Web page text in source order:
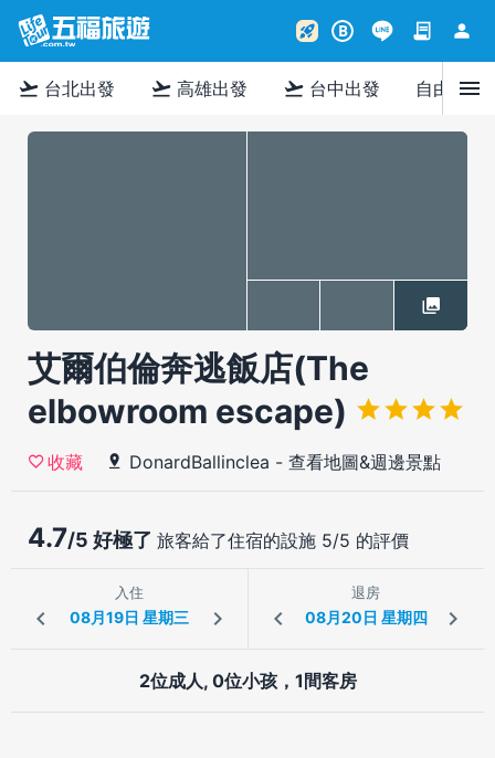
rocket_launch B contract person
flight_takeoff 台北出發 flight_takeoff 高雄出發 flight_takeoff 台中出發 自由行menu
艾爾伯倫奔逃飯店(The
elbowroom escape)
收藏 DonardBallinclea - 查看地圖&週邊景點
4.7/5 好極了 旅客給了住宿的設施 5/5 的評價
入住 退房
2位成人, 0位小孩，1間客房